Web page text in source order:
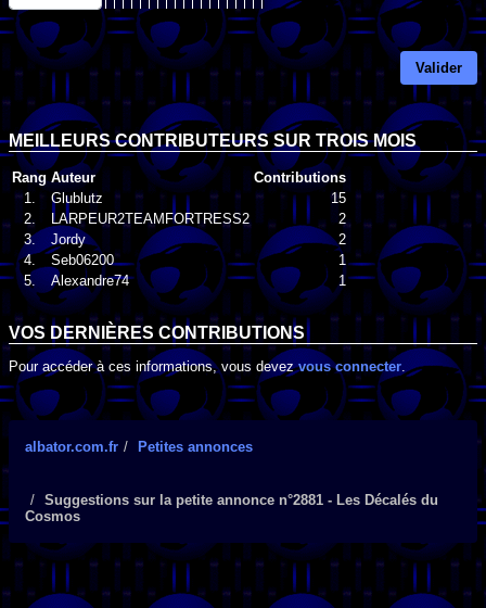
Valider
MEILLEURS CONTRIBUTEURS SUR TROIS MOIS
Rang Auteur
Contributions
1.
Glublutz
15
2.
LARPEUR2TEAMFORTRESS2
2
3.
Jordy
2
4.
Seb06200
1
5.
Alexandre74 1
VOS DERNIÈRES CONTRIBUTIONS
Pour accéder à ces informations, vous devezvous connecter
albator.com.fr Petites annonces
Suggestions sur la petite annonce n°2881 - Les Décalés du
Cosmos